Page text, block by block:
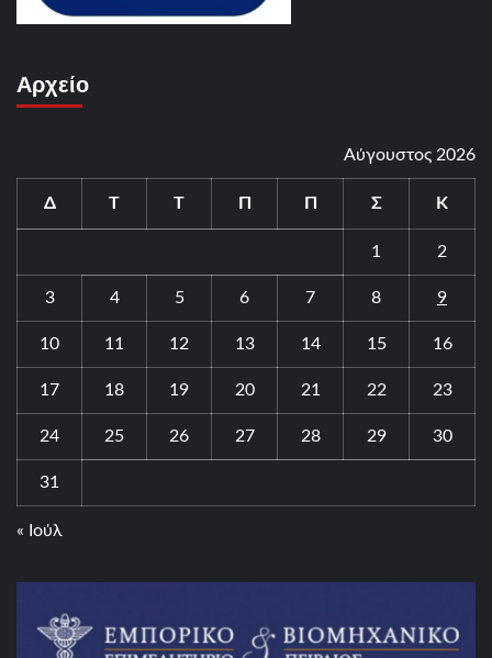
Αρχείο
Αύγουστος 2026
Δ Τ Τ Π Π Σ Κ
1 2
3 4 5 6 7 8 9
10 11 12 13 14 15 16
17 18 19 20 21 22 23
24 25 26 27 28 29 30
31
« Ιούλ